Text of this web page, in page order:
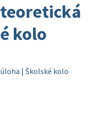
kolo
| Školské kolo